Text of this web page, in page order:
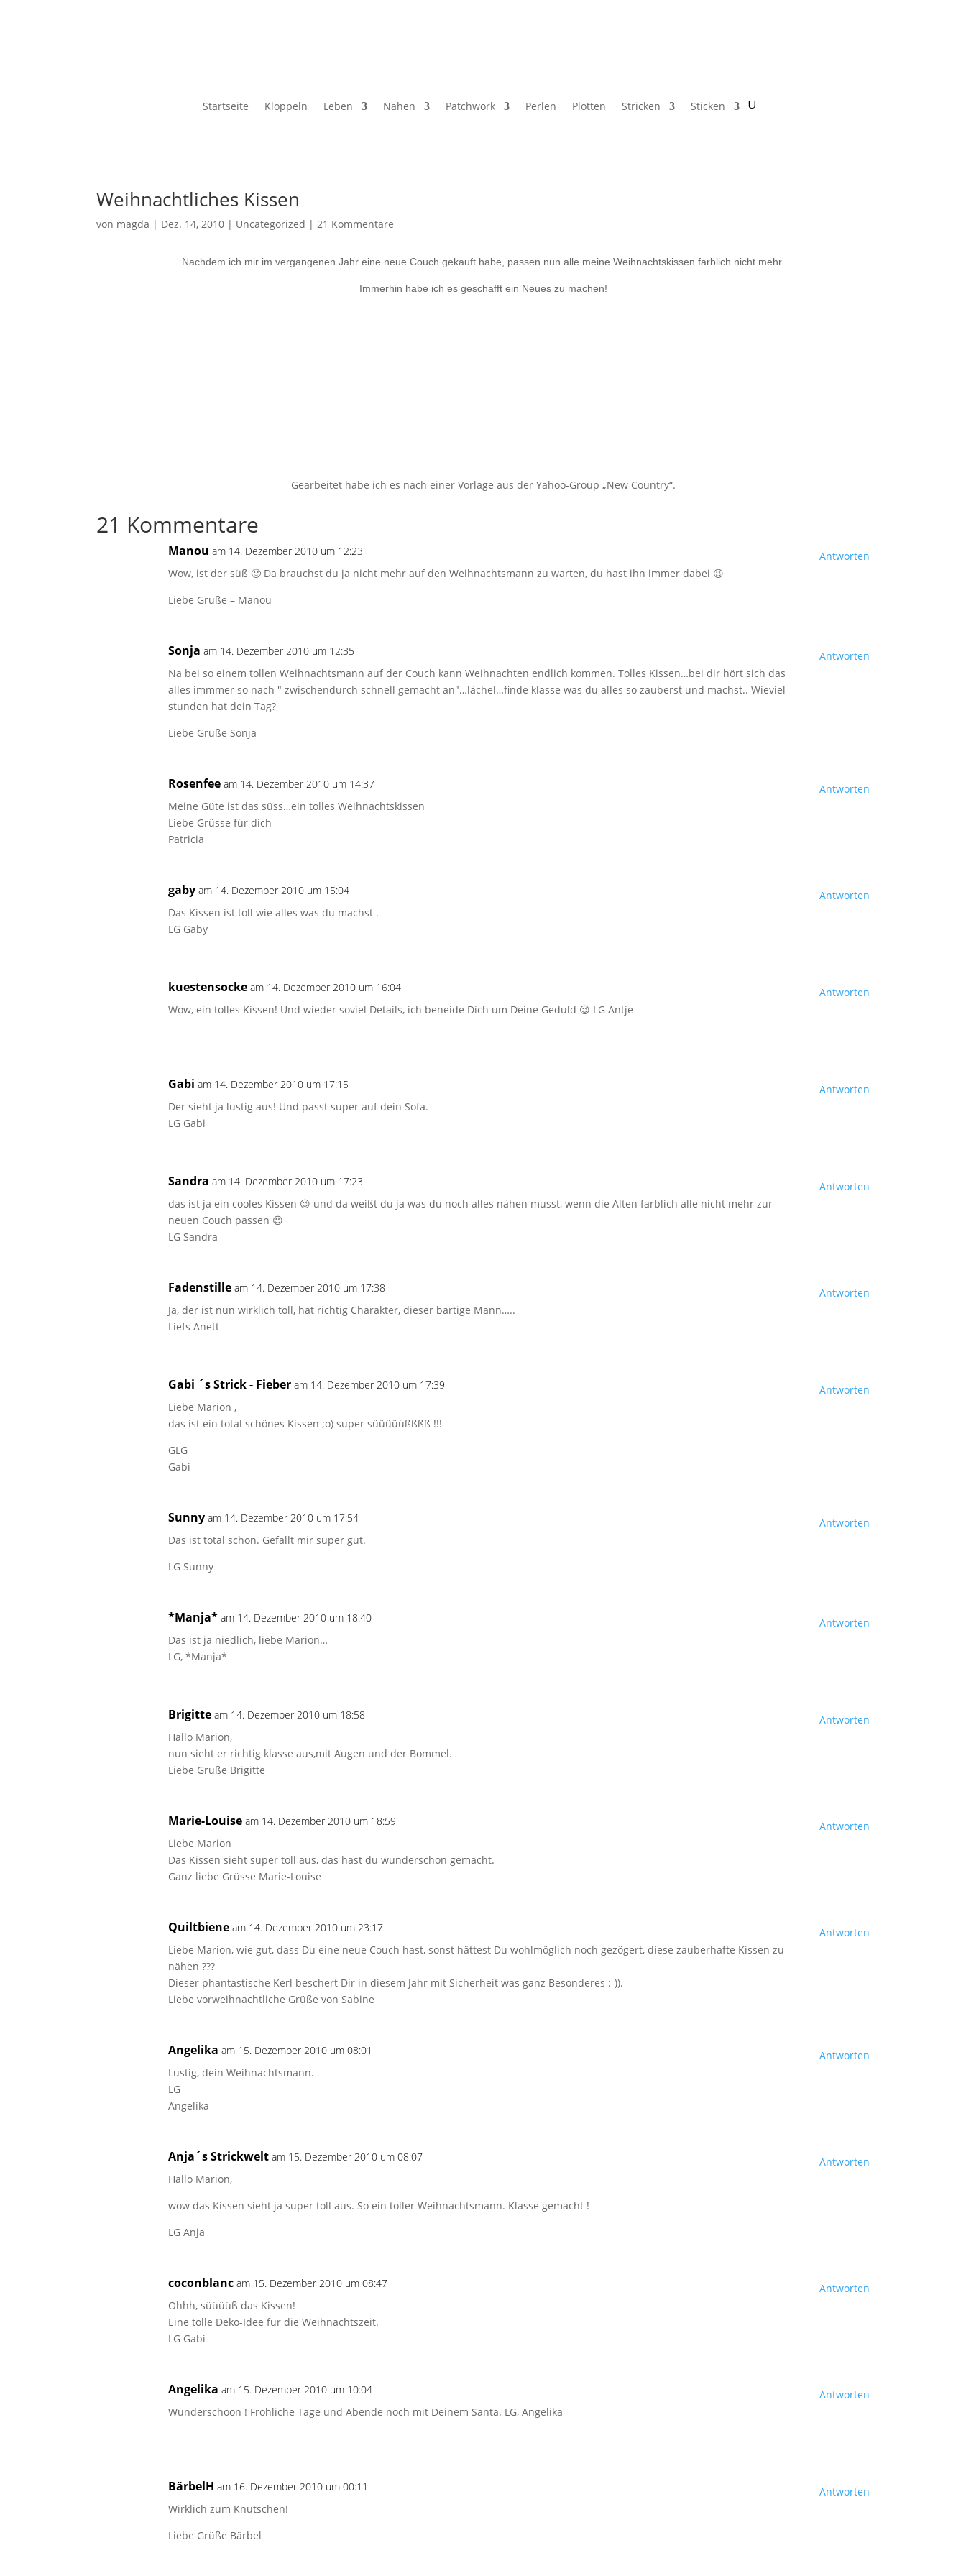
Startseite Klöppeln Leben Nähen Patchwork Perlen Plotten Stricken Sticken
Weihnachtliches Kissen
von magda | Dez. 14, 2010 | Uncategorized |21 Kommentare
Nachdem ich mir im vergangenen Jahr eine neue Couch gekauft habe, passen nun alle meine Weihnachtskissen farblich nicht mehr.
Immerhin habe ich es geschafft ein Neues zu machen!
Gearbeitet habe ich es nach einer Vorlage aus der Yahoo-Group „New Country“.
21 Kommentare
Manou am 14. Dezember 2010 um 12:23
Wow, ist der süß 🙂 Da brauchst du ja nicht mehr auf den Weihnachtsmann zu warten, du hast ihn immer dabei 😉
Liebe Grüße – Manou
Antworten
Sonja am 14. Dezember 2010 um 12:35
Na bei so einem tollen Weihnachtsmann auf der Couch kann Weihnachten endlich kommen. Tolles Kissen…bei dir hört sich das
alles immmer so nach " zwischendurch schnell gemacht an"…lächel…finde klasse was du alles so zauberst und machst.. Wieviel
stunden hat dein Tag?
Liebe Grüße Sonja
Antworten
Rosenfee am 14. Dezember 2010 um 14:37
Meine Güte ist das süss…ein tolles Weihnachtskissen
Liebe Grüsse für dich
Patricia
Antworten
gaby am 14. Dezember 2010 um 15:04
Das Kissen ist toll wie alles was du machst .
LG Gaby
Antworten
kuestensocke am 14. Dezember 2010 um 16:04
Wow, ein tolles Kissen! Und wieder soviel Details, ich beneide Dich um Deine Geduld 😉 LG Antje
Antworten
Gabi am 14. Dezember 2010 um 17:15
Der sieht ja lustig aus! Und passt super auf dein Sofa.
LG Gabi
Antworten
Sandra am 14. Dezember 2010 um 17:23
das ist ja ein cooles Kissen 😉 und da weißt du ja was du noch alles nähen musst, wenn die Alten farblich alle nicht mehr zur
neuen Couch passen 😉
LG Sandra
Antworten
Fadenstille am 14. Dezember 2010 um 17:38
Ja, der ist nun wirklich toll, hat richtig Charakter, dieser bärtige Mann…..
Liefs Anett
Antworten
Gabi ´s Strick - Fieber am 14. Dezember 2010 um 17:39
Liebe Marion ,
das ist ein total schönes Kissen ;o) super süüüüüßßßß !!!
GLG
Gabi
Antworten
Sunny am 14. Dezember 2010 um 17:54
Das ist total schön. Gefällt mir super gut.
LG Sunny
Antworten
*Manja* am 14. Dezember 2010 um 18:40
Das ist ja niedlich, liebe Marion…
LG, *Manja*
Antworten
Brigitte am 14. Dezember 2010 um 18:58
Hallo Marion,
nun sieht er richtig klasse aus,mit Augen und der Bommel.
Liebe Grüße Brigitte
Antworten
Marie-Louise am 14. Dezember 2010 um 18:59
Liebe Marion
Das Kissen sieht super toll aus, das hast du wunderschön gemacht.
Ganz liebe Grüsse Marie-Louise
Antworten
Quiltbiene am 14. Dezember 2010 um 23:17
Liebe Marion, wie gut, dass Du eine neue Couch hast, sonst hättest Du wohlmöglich noch gezögert, diese zauberhafte Kissen zu
nähen ???
Dieser phantastische Kerl beschert Dir in diesem Jahr mit Sicherheit was ganz Besonderes :-)).
Liebe vorweihnachtliche Grüße von Sabine
Antworten
Angelika am 15. Dezember 2010 um 08:01
Lustig, dein Weihnachtsmann.
LG
Angelika
Antworten
Anja´s Strickwelt am 15. Dezember 2010 um 08:07
Hallo Marion,
wow das Kissen sieht ja super toll aus. So ein toller Weihnachtsmann. Klasse gemacht !
LG Anja
Antworten
coconblanc am 15. Dezember 2010 um 08:47
Ohhh, süüüüß das Kissen!
Eine tolle Deko-Idee für die Weihnachtszeit.
LG Gabi
Antworten
Angelika am 15. Dezember 2010 um 10:04
Wunderschöön ! Fröhliche Tage und Abende noch mit Deinem Santa. LG, Angelika
Antworten
BärbelH am 16. Dezember 2010 um 00:11
Wirklich zum Knutschen!
Liebe Grüße Bärbel
Antworten